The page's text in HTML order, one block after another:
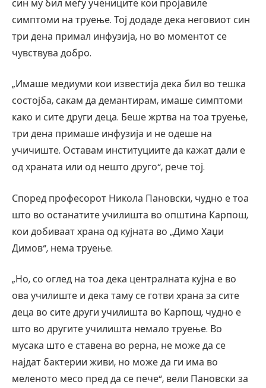
син му бил меѓу учениците кои пројавиле
симптоми на труење. Тој додаде дека неговиот син
три дена примал инфузија, но во моментот се
чувствува добро.
„Имаше медиуми кои известија дека бил во тешка
состојба, сакам да демантирам, имаше симптоми
како и сите други деца. Беше жртва на тоа труење,
три дена примаше инфузија и не одеше на
учичиште. Оставам институциите да кажат дали е
од храната или од нешто друго“, рече тој.
Според професорот Никола Пановски, чудно е тоа
што во останатите училишта во општина Карпош,
кои добиваат храна од кујната во „Димо Хаџи
Димов“, нема труење.
„Но, со оглед на тоа дека централната кујна е во
ова училиште и дека таму се готви храна за сите
деца во сите други училишта во Карпош, чудно е
што во другите училишта немало труење. Во
мусака што е ставена во рерна, не може да се
најдат бактерии живи, но може да ги има во
меленото месо пред да се пече“, вели Пановски за